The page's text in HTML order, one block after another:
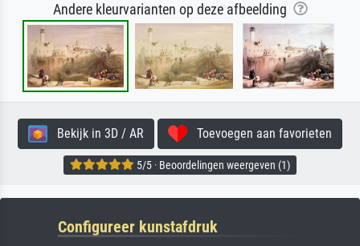
Andere kleurvarianten op deze afbeelding
Bekijk in 3D / AR Toevoegen aan favorieten
5/5 · Beoordelingen weergeven (1)
Configureer kunstafdruk